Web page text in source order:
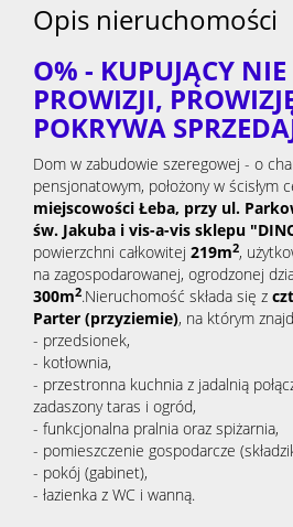
Opis nieruchomości
O% - KUPUJĄCY
PROWIZJI,
POKRYWA
Dom w zabudowie szeregowej - o
pensjonatowym, położony w ścisłym
miejscowości Łeba, przy ul.
św. Jakuba i vis-a-vis sklepu
powierzchni całkowitej 219m2,
na zagospodarowanej, ogrodzonej
300m2.Nieruchomość składa się z
Parter (przyziemie), na którym
- przedsionek,
- kotłownia,
- przestronna kuchnia z jadalnią
zadaszony taras i ogród,
- funkcjonalna pralnia oraz spiżarnia,
- pomieszczenie gospodarcze
- pokój (gabinet),
- łazienka z WC i wanną.